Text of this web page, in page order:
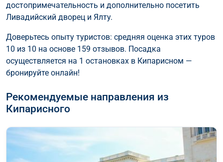
достопримечательность и дополнительно посетить
Ливадийский дворец и Ялту.
Доверьтесь опыту туристов: средняя оценка этих туров
10 из 10 на основе 159 отзывов. Посадка
осуществляется на 1 остановках в Кипарисном —
бронируйте онлайн!
Рекомендуемые направления из
Кипарисного